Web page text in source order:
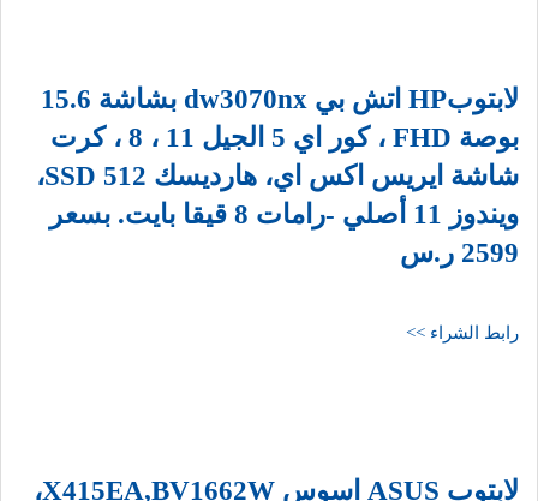
لابتوبHP اتش بي dw3070nx بشاشة 15.6
بوصة FHD ، كور اي 5 الجيل 11 ، 8 ، كرت
شاشة ايريس اكس اي، هارديسك 512 SSD،
ويندوز 11 أصلي -رامات 8 قيقا بايت. بسعر
2599 ر.س
رابط الشراء >>
لابتوب ASUS اسوس X415EA,BV1662W،